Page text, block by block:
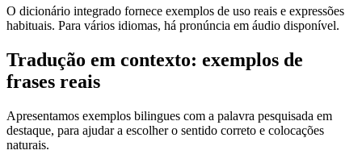
O dicionário integrado fornece exemplos de uso reais e expressões
habituais. Para vários idiomas, há pronúncia em áudio disponível.
Tradução em contexto: exemplos de
frases reais
Apresentamos exemplos bilingues com a palavra pesquisada em
destaque, para ajudar a escolher o sentido correto e colocações
naturais.